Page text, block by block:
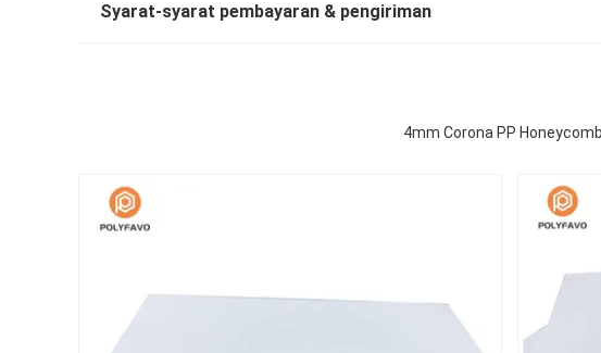
Syarat-syarat pembayaran & pengiriman
4mm Corona PP